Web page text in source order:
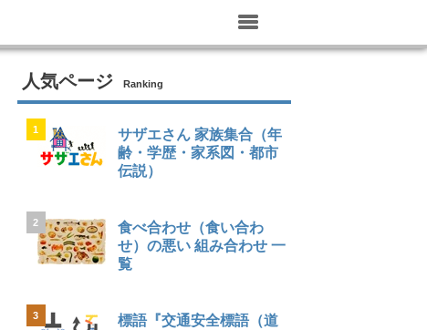
人気ページ Ranking
1
サザエさん 家族集合（年
齢・学歴・家系図・都市
伝説）
2
食べ合わせ（食い合わ
せ）の悪い 組み合わせ 一
覧
3
標語『交通安全標語（道